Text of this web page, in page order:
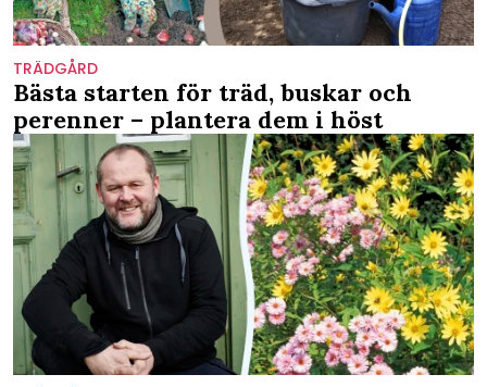
TRÄDGÅRD
Bästa starten för träd, buskar och
perenner – plantera dem i höst